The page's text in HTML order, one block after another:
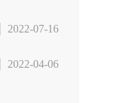
2022-07-16
2022-04-06